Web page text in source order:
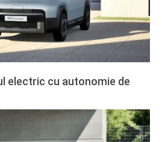
electric cu autonomie de